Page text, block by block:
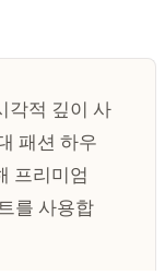
각적 깊이 사
패션 하우
프리미엄
를 사용합